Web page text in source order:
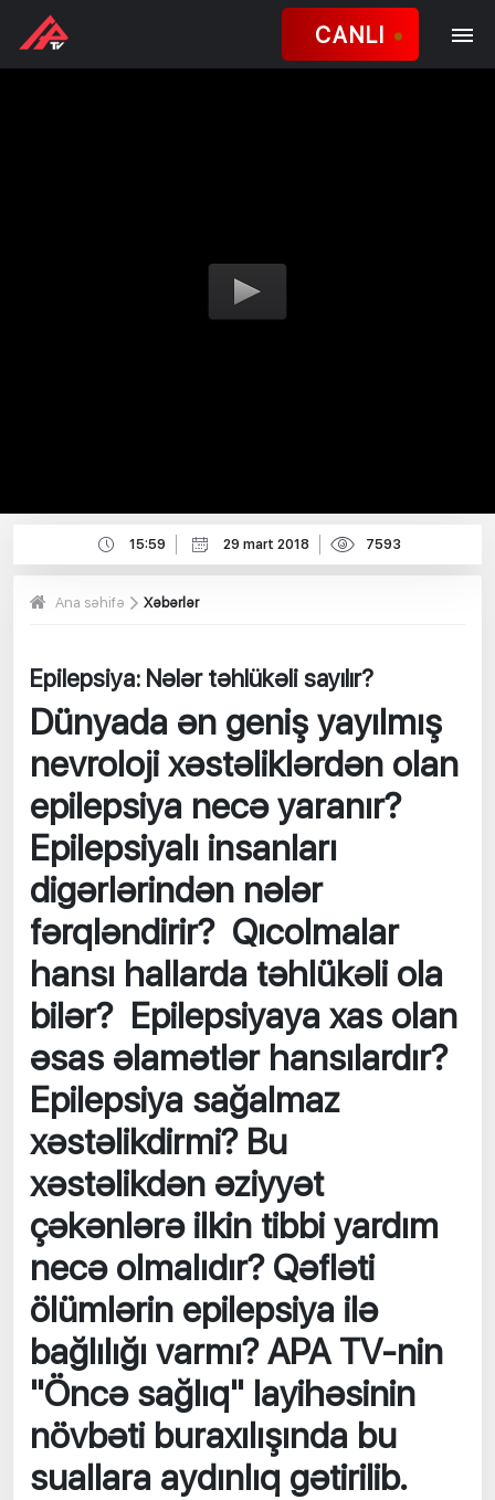
CANLI
15:59 29 mart 2018 7593
Ana səhifə Xəbərlər
Epilepsiya: Nələr təhlükəli sayılır?
Dünyada ən geniş yayılmış
nevroloji xəstəliklərdən olan
epilepsiya necə yaranır?
Epilepsiyalı insanları
digərlərindən nələr
fərqləndirir? Qıcolmalar
hansı hallarda təhlükəli ola
bilər? Epilepsiyaya xas olan
əsas əlamətlər hansılardır?
Epilepsiya sağalmaz
xəstəlikdirmi? Bu
xəstəlikdən əziyyət
çəkənlərə ilkin tibbi yardım
necə olmalıdır? Qəfləti
ölümlərin epilepsiya ilə
bağlılığı varmı? APA TV-nin
"Öncə sağlıq" layihəsinin
növbəti buraxılışında bu
suallara aydınlıq gətirilib.